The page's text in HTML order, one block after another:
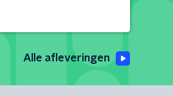
Alle afleveringen